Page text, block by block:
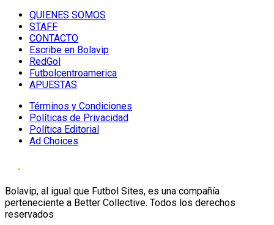
QUIENES SOMOS
STAFF
CONTACTO
Escribe en Bolavip
RedGol
Futbolcentroamerica
APUESTAS
Términos y Condiciones
Políticas de Privacidad
Política Editorial
Ad Choices
Bolavip, al igual que Futbol Sites, es una compañía
perteneciente a Better Collective. Todos los derechos
reservados